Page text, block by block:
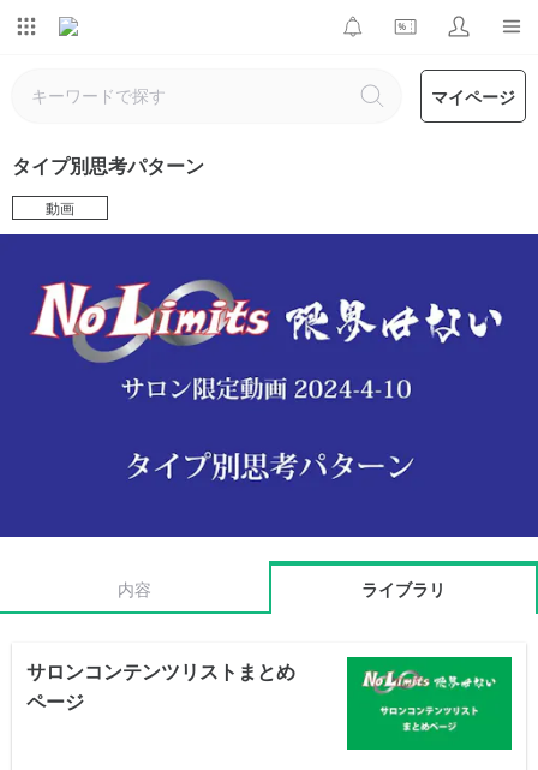
マイページ
タイプ別思考パターン
動画
内容 ライブラリ
サロンコンテンツリストまとめ
ページ